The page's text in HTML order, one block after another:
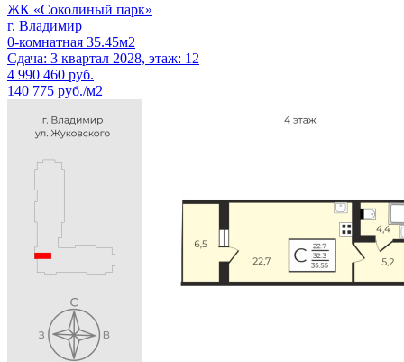
ЖК «Соколиный парк»
г. Владимир
0-комнатная 35.45м2
Сдача: 3 квартал 2028, этаж: 12
4 990 460 руб.
140 775 руб./м2